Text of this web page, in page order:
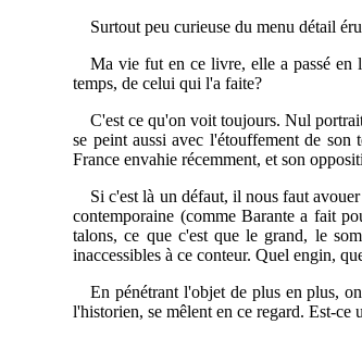
Surtout peu curieuse du menu détail
Ma vie fut en ce livre, elle a passé en
temps, de celui qui l'a faite?
C'est ce qu'on voit toujours. Nul
se peint aussi avec l'étouffement de
France envahie récemment, et son
Si c'est là un défaut, il nous faut
contemporaine (comme Barante a fait
talons, ce que c'est que le grand, le
inaccessibles à ce conteur. Quel engin,
En pénétrant l'objet de plus en plus,
l'historien, se mêlent en ce regard. Est-ce